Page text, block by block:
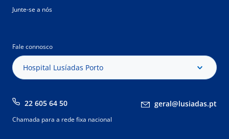
Junte-se a nós
Fale connosco
Hospital Lusíadas Porto
22 605 64 50 geral@lusiadas.pt
Chamada para a rede fixa nacional